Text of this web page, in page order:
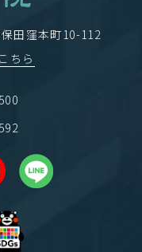
田窪本町10-112
ちら